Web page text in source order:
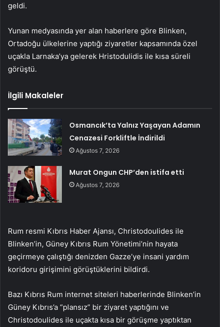
geldi.
Yunan medyasında yer alan haberlere göre Blinken,
Ortadoğu ülkelerine yaptığı ziyaretler kapsamında özel
uçakla Larnaka’ya gelerek Hristodulidis ile kısa süreli
görüştü.
İlgili Makaleler
Osmancık’ta Yalnız Yaşayan Adamın
Cenazesi Forkliftle İndirildi
Ağustos 7, 2026
Murat Ongun CHP’den istifa etti
Ağustos 7, 2026
Rum resmi Kıbrıs Haber Ajansı, Christodoulides ile
Blinken’in, Güney Kıbrıs Rum Yönetimi’nin hayata
geçirmeye çalıştığı denizden Gazze’ye insani yardım
koridoru girişimini görüştüklerini bildirdi.
Bazı Kıbrıs Rum internet siteleri haberlerinde Blinken’in
Güney Kıbrıs’a “plansız” bir ziyaret yaptığını ve
Christodoulides ile uçakta kısa bir görüşme yaptıktan